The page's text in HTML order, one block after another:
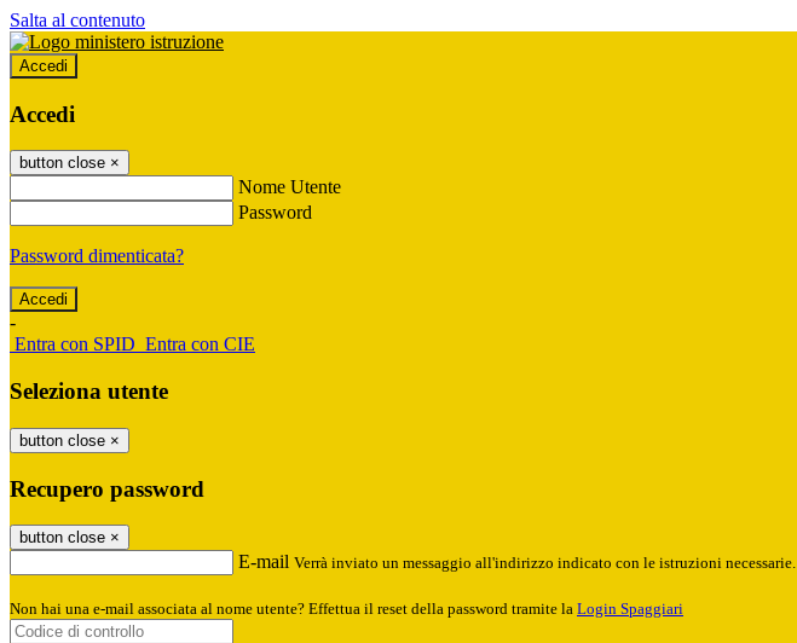
Salta al contenuto
Accedi
Accedi
button close ×
Nome Utente
Password
Password dimenticata?
-
Entra con SPID Entra con CIE
Seleziona utente
button close ×
Recupero password
button close ×
E-mail Verrà inviato un messaggio all'indirizzo indicato con le istruzioni necessarie.
Non hai una e-mail associata al nome utente? Effettua il reset della password tramite la Login Spaggiari